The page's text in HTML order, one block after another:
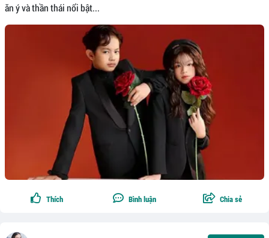
ăn ý và thần thái nổi bật...
Thích Bình luận Chia sẻ